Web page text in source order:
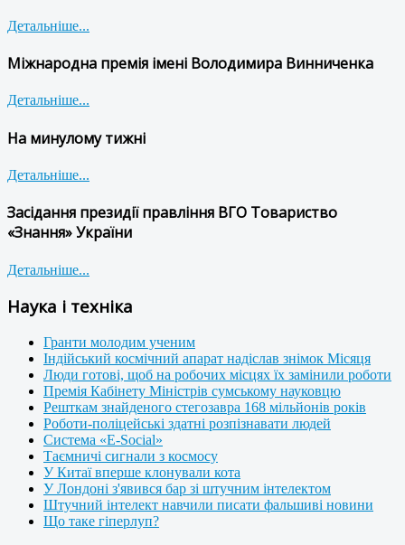
Детальніше...
Міжнародна премія імені Володимира Винниченка
Детальніше...
На минулому тижні
Детальніше...
Засідання президії правління ВГО Товариство
«Знання» України
Детальніше...
Наука і техніка
Гранти молодим ученим
Індійський космічний апарат надіслав знімок Місяця
Люди готові, щоб на робочих місцях їх замінили роботи
Премія Кабінету Міністрів сумському науковцю
Решткам знайденого стегозавра 168 мільйонів років
Роботи-поліцейські здатні розпізнавати людей
Система «E-Social»
Таємничі сигнали з космосу
У Китаї вперше клонували кота
У Лондоні з'явився бар зі штучним інтелектом
Штучний інтелект навчили писати фальшиві новини
Що таке гіперлуп?